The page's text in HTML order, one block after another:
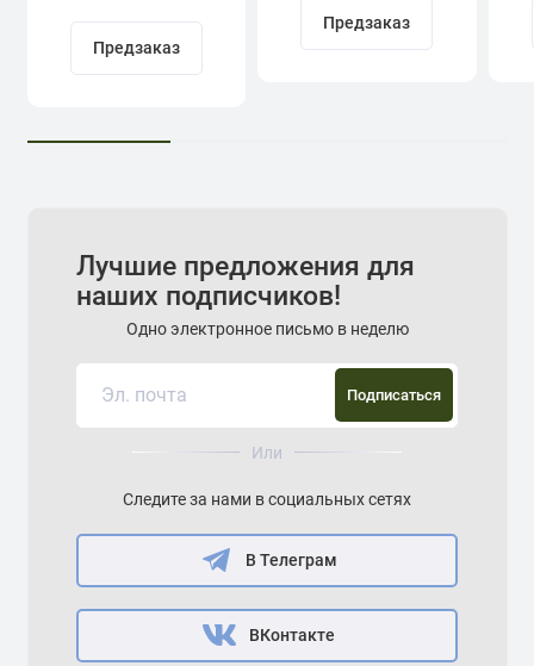
Предзаказ
Предзаказ
Лучшие предложения для
наших подписчиков!
Одно электронное письмо в неделю
Подписаться
Или
Следите за нами в социальных сетях
В Телеграм
ВКонтакте